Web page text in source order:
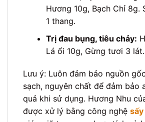
Hương 10g, Bạch Chỉ 8g.
1 thang.
Trị đau bụng, tiêu chảy:
Lá ổi 10g, Gừng tươi 3
Lưu ý: Luôn đảm bảo nguồn
sạch, nguyên chất để đảm bảo
quả khi sử dụng. Hương Nhu
được xử lý bằng công nghệ